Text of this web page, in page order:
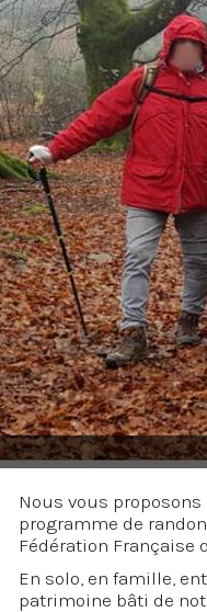
Nous vous
programme de
Fédération Française
En solo, en famille,
patrimoine bâti de